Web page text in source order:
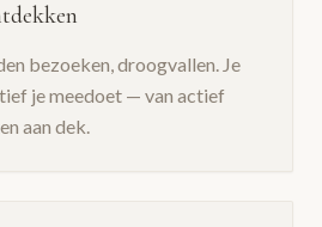
bezoeken, droogvallen. Je
je meedoet — van actief
aan dek.